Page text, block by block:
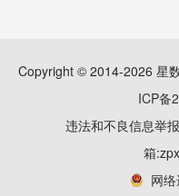
Copyright © 2014-2026 星
ICP备
违法和不良信息举
箱
网